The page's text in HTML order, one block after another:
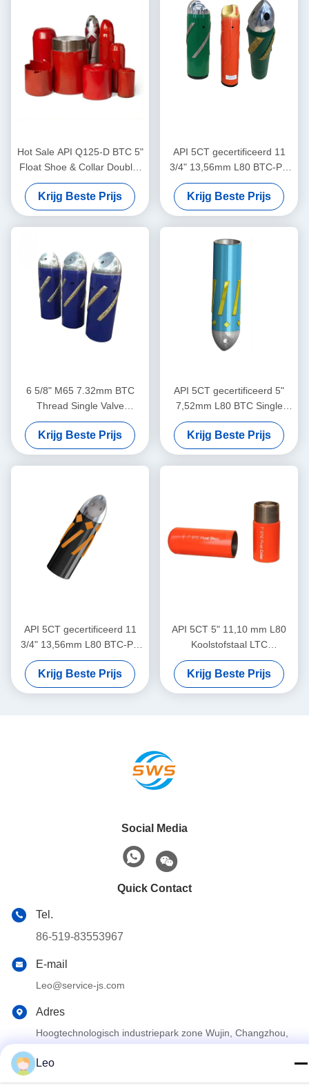
Hot Sale API Q125-D BTC 5"
Float Shoe & Collar Double-
Valve voor olie en gas goed
cementeren
Krijg Beste Prijs
API 5CT gecertificeerd 11
3/4" 13,56mm L80 BTC-PE
Single Valve Eccentric Nose
Aluminium Alloy Float Shoe
voor de olie- en gasindustrie
Krijg Beste Prijs
6 5/8" M65 7.32mm BTC
Thread Single Valve
Eccentric Nose Float Shoe
Dedicated voor olieveld
cementing toepassingen
Krijg Beste Prijs
API 5CT gecertificeerd 5"
7,52mm L80 BTC Single
Valve Self-Latch Aluminium
Alloy Float Shoe voor de
olie- en gasindustrie
Krijg Beste Prijs
API 5CT gecertificeerd 11
3/4" 13,56mm L80 BTC-PE
Single Valve Eccentric Nose
Aluminium Alloy Float Shoe
voor de olie- en gasindustrie
Krijg Beste Prijs
API 5CT 5" 11,10 mm L80
Koolstofstaal LTC
schroefdraad gesp
dubbelkleps automatische
vul drijverkraag hogedruk
Krijg Beste Prijs
Social Media
Quick Contact
Tel.
86-519-83553967
E-mail
Leo@service-js.com
Adres
Hoogtechnologisch industriepark zone Wujin, Changzhou,
provincie Jiangsu, China
Leo